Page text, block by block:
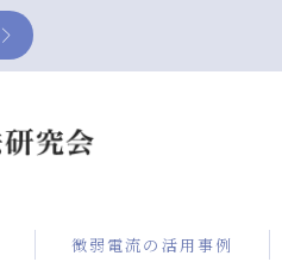
微弱電流の活用事例